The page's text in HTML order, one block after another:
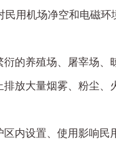
民用机场净空和电磁环
的养殖场、屠宰场、
放大量烟雾、粉尘、
内设置、使用影响民